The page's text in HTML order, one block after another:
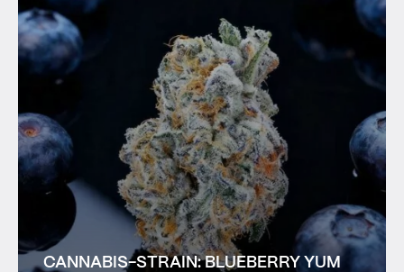
CANNABIS-STRAIN: BLUEBERRY YUM